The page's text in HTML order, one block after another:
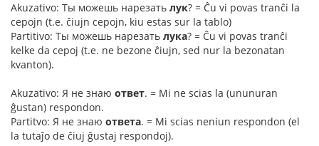
Akuzativo: Ты можешь нарезать лук? = Ĉu vi povas tranĉi la
cepojn (t.e. ĉiujn cepojn, kiu estas sur la tablo)
Partitivo: Ты можешь нарезать лука? = Ĉu vi povas tranĉi
kelke da cepoj (t.e. ne bezone ĉiujn, sed nur la bezonatan
kvanton).
Akuzativo: Я не знаю ответ. = Mi ne scias la (ununuran
ĝustan) respondon.
Partitvo: Я не знаю ответа. = Mi scias neniun respondon (el
la tutaĵo de ĉiuj ĝustaj respondoj).